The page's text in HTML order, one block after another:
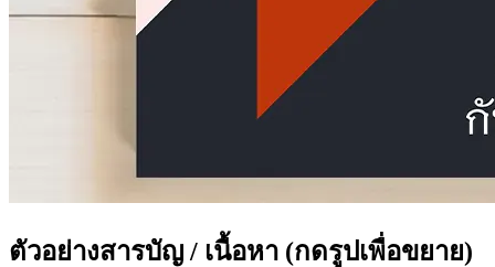
ตัวอย่างสารบัญ / เนื้อหา (กดรูปเพื่อขยาย)